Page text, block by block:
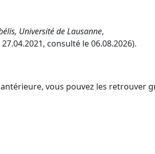
Université de Lausanne,
consulté le 06.08.2026).
vous pouvez les retrouver